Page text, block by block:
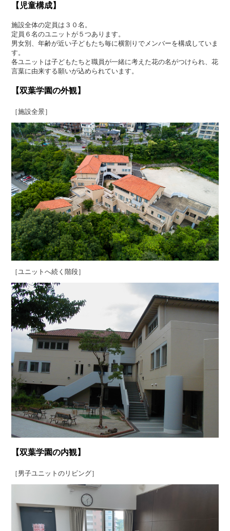
【児童構成】
施設全体の定員は３０名。
定員６名のユニットが５つあります。
男女別、年齢が近い子どもたち毎に横割りでメンバーを構成していま
す。
各ユニットは子どもたちと職員が一緒に考えた花の名がつけられ、花
言葉に由来する願いが込められています。
【双葉学園の外観】
［施設全景］
［ユニットへ続く階段］
【双葉学園の内観】
［男子ユニットのリビング］